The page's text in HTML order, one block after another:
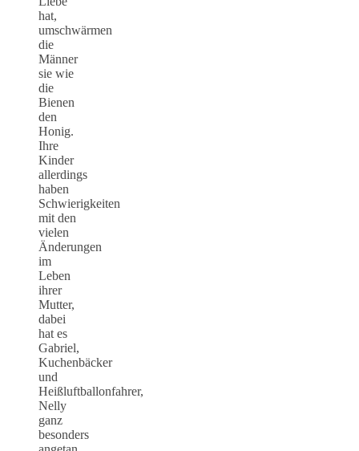
hat,
umschwärmen
die
Männer
sie wie
die
Bienen
den
Honig.
Ihre
Kinder
allerdings
haben
Schwierigkeiten
mit den
vielen
Änderungen
im
Leben
ihrer
Mutter,
dabei
hat es
Gabriel,
Kuchenbäcker
und
Heißluftballonfahrer,
Nelly
ganz
besonders